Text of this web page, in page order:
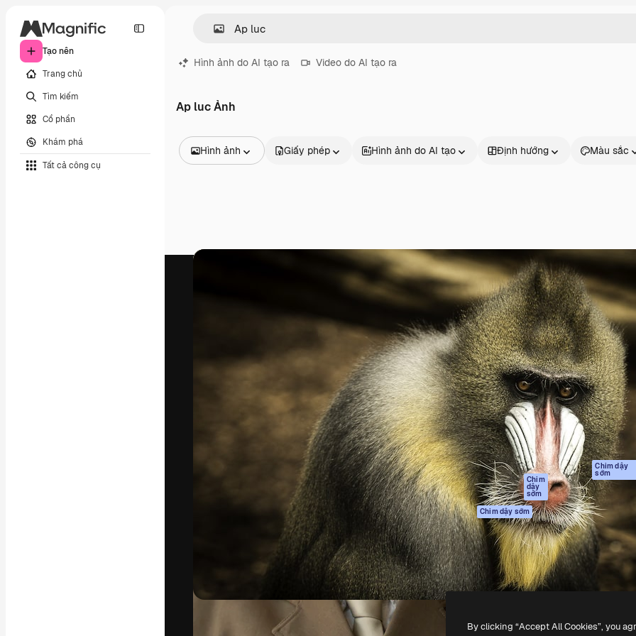
Tạo nên
Trang chủ
Tìm kiếm
Cổ phần
Khám phá
Tất cả công cụ
Hình ảnh do AI tạo ra Video do AI tạo ra
Ap luc Ảnh
Hình ảnh
Video
Giấy phép Hình ảnh do AI tạo Định hướng Màu sắc
Nền tảng sáng tạo giúp bạn làm chủ những
tác phẩm xuất sắc nhất. Hơn 1 triệu người
đăng ký đến từ các nhà sáng tạo, doanh
nghiệp, agency và studio.
Tiếng Việt
Sản phẩm
Spaces
Trợ Lý AI
Trình tạo hình ảnh
AI
Trình tạo video AI
Máy phát giọng nói
AI
Nội dung kho
MCP dành cho
Claude/ChatGPT
Chim
dậy
sớm
Agents Chim dậy sớm
Giao diện lập trình
ứng dụng (API)
Ứng dụng di động
Tất cả các công cụ
Magnific
Bắt đầu
Academy
Tài liệu
Hỗ trợ
Điều khoản sử
dụng
Chính sách bảo
mật
Bản
gốc
Chim dậy
sớm
Chính sách
Trung tâm tin cậy
Đối tác liên kết
Công ty
By clicking “Accept All Cookies”, you